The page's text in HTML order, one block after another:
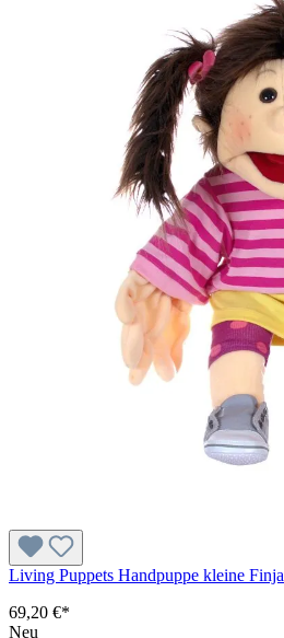
Living Puppets Handpuppe kleine Finja
69,20 €*
Neu